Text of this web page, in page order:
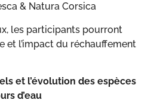
& Natura Corsica
les participants pourront
et l’impact du réchauffement
et l’évolution des espèces
d’eau